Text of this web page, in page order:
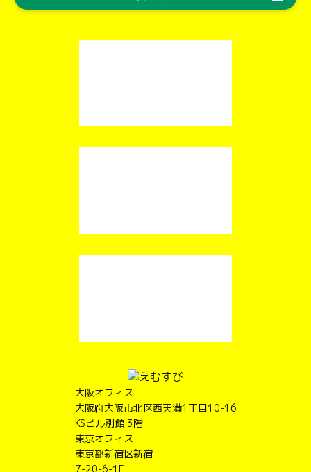
大阪オフィス
大阪府大阪市北区西天満1丁目10-16
KSビル別館 3階
東京オフィス
東京都新宿区新宿
7-20-6-1F